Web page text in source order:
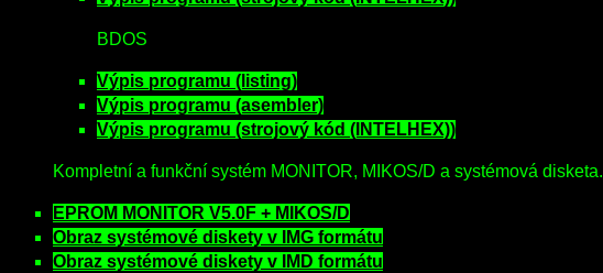
BDOS
Výpis programu (listing)
Výpis programu (asembler)
Výpis programu (strojový kód (INTELHEX))
Kompletní a funkční systém MONITOR, MIKOS/D a systémová disketa.
EPROM MONITOR V5.0F + MIKOS/D
Obraz systémové diskety v IMG formátu
Obraz systémové diskety v IMD formátu